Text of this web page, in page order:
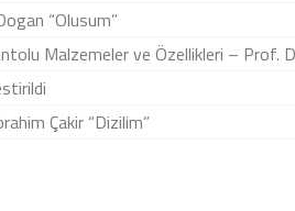
“Olusum”
Malzemeler ve Özellikleri – Prof.
Çakir “Dizilim”